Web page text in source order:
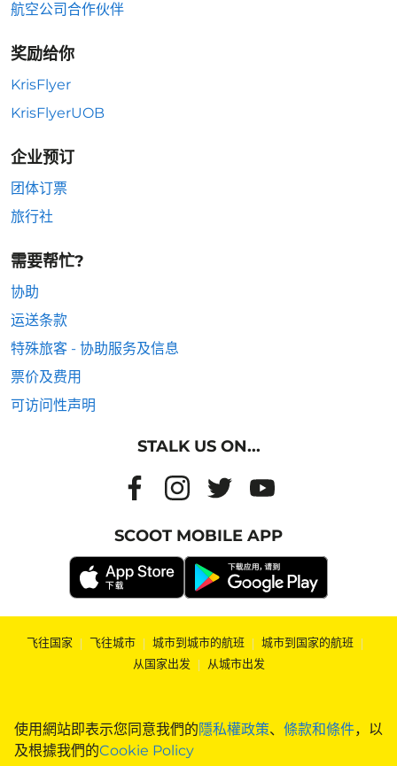
使用網站即表示您同意我們的隱私權政策、 條款和條件，以
及根據我們的Cookie Policy
航空公司合作伙伴
奖励给你
KrisFlyer
KrisFlyerUOB
企业预订
团体订票
旅行社
需要帮忙?
协助
运送条款
特殊旅客 - 协助服务及信息
票价及费用
可访问性声明
STALK US ON...
SCOOT MOBILE APP
飞往国家 | 飞往城市 | 城市到城市的航班 | 城市到国家的航班 |
从国家出发 | 从城市出发